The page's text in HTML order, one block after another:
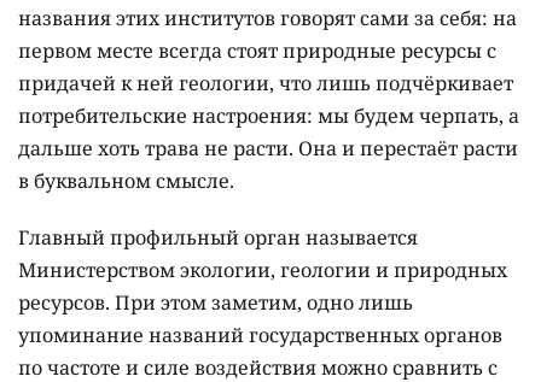
названия этих институтов говорят сами за себя: на
первом месте всегда стоят природные ресурсы с
придачей к ней геологии, что лишь подчёркивает
потребительские настроения: мы будем черпать, а
дальше хоть трава не расти. Она и перестаёт расти
в буквальном смысле.
Главный профильный орган называется
Министерством экологии, геологии и природных
ресурсов. При этом заметим, одно лишь
упоминание названий государственных органов
по частоте и силе воздействия можно сравнить с